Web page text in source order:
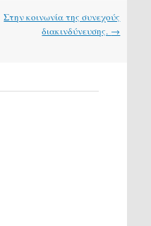
Στην κοινωνία της συνεχούς
διακινδύνευσης. →